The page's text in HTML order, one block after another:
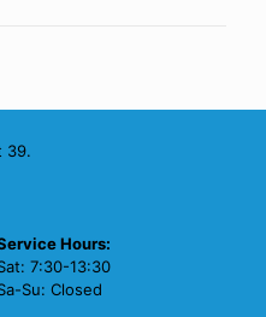
39.
Hours:
7:30-13:30
Su: Closed